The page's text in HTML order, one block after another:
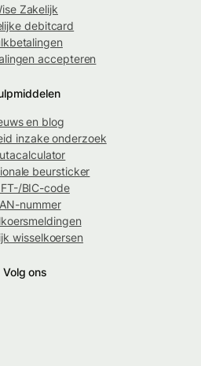
Zakelijk
debitcard
accepteren
en blog
inzake onderzoek
beursticker
BIC-code
nummer
wisselkoersen
Volg ons